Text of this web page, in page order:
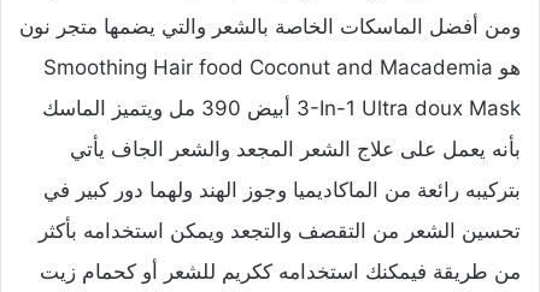
ومن أفضل الماسكات الخاصة بالشعر والتي يضمها متجر نون
هو Smoothing Hair food Coconut and Macademia
3-In-1 Ultra doux Mask أبيض 390 مل ويتميز الماسك
بأنه يعمل على علاج الشعر المجعد والشعر الجاف يأتي
بتركيبه رائعة من الماكاديميا وجوز الهند ولهما دور كبير في
تحسين الشعر من التقصف والتجعد ويمكن استخدامه بأكثر
من طريقة فيمكنك استخدامه ككريم للشعر أو كحمام زيت